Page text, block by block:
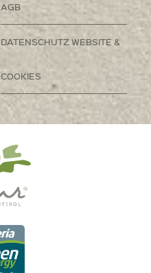
AGB
DATENSCHUTZ WEBSITE &
COOKIES